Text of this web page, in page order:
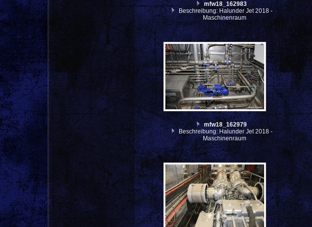
mfw18_162983
Beschreibung: Halunder Jet 2018 -
Maschinenraum
mfw18_162979
Beschreibung: Halunder Jet 2018 -
Maschinenraum